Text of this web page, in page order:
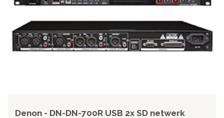
Denon - DN-DN-700R USB 2x SD netwerk